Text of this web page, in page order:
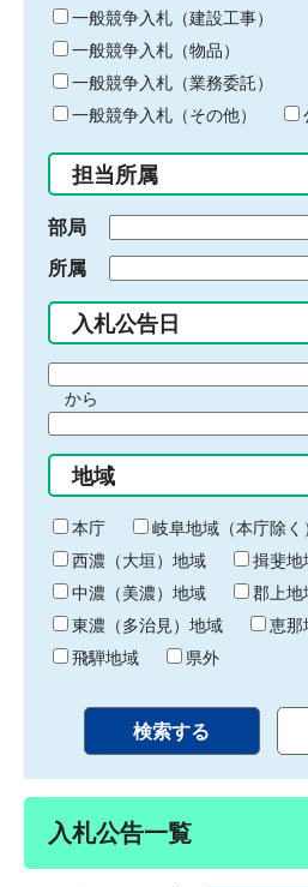
キ
ー
ワ
ー
ド
入
力
一般競争入札（建設工事）
一般競争入札（物品）
一般競争入札（業務委託）
一般競争入札（その他）
担当所属
部局
所属
入札公告日
間
始
り
から
間
終
わ
り
地域
本庁
岐阜地域（本庁除く
西濃（大垣）地域
揖斐地
中濃（美濃）地域
郡上地
東濃（多治見）地域
恵那
飛騨地域
県外
入札公告一覧